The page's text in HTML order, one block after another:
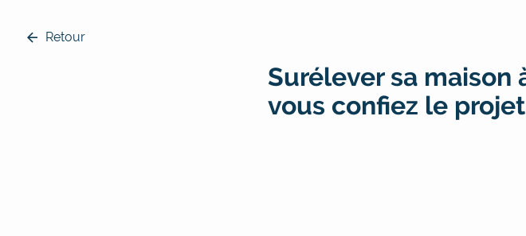
Retour
Surélever sa maison
vous confiez le